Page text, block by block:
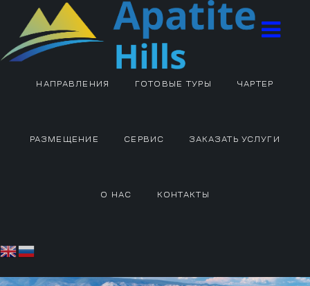
НАПРАВЛЕНИЯ ГОТОВЫЕ ТУРЫ ЧАРТЕР
РАЗМЕЩЕНИЕ СЕРВИС ЗАКАЗАТЬ УСЛУГИ
О НАС КОНТАКТЫ